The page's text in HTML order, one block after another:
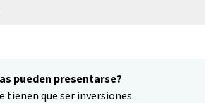
pueden presentarse?
tienen que ser inversiones.